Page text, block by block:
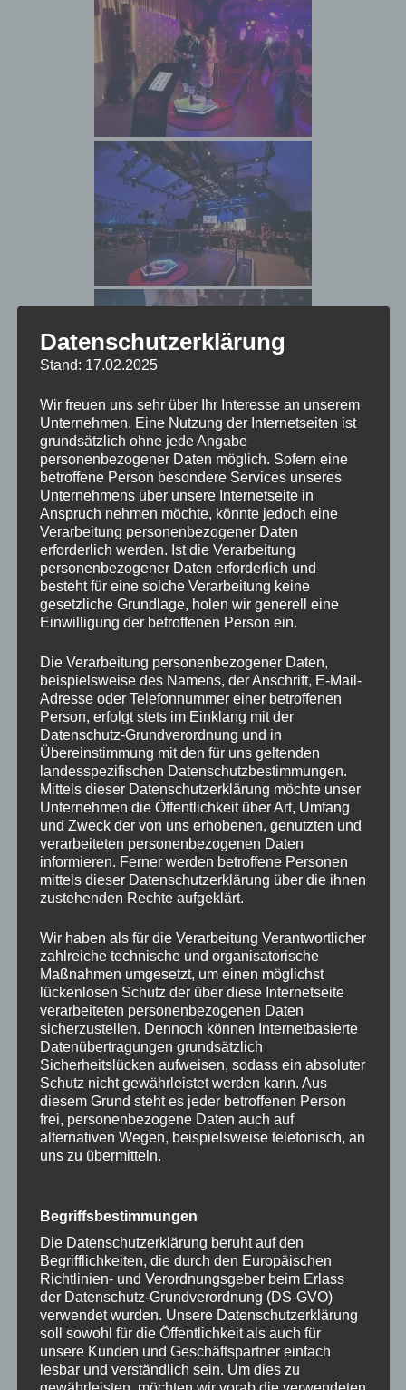
Datenschutzerklärung
Stand: 17.02.2025
Wir freuen uns sehr über Ihr Interesse an unserem
Unternehmen. Eine Nutzung der Internetseiten ist
grundsätzlich ohne jede Angabe
personenbezogener Daten möglich. Sofern eine
betroffene Person besondere Services unseres
Unternehmens über unsere Internetseite in
Anspruch nehmen möchte, könnte jedoch eine
Verarbeitung personenbezogener Daten
erforderlich werden. Ist die Verarbeitung
personenbezogener Daten erforderlich und
besteht für eine solche Verarbeitung keine
gesetzliche Grundlage, holen wir generell eine
Einwilligung der betroffenen Person ein.
Die Verarbeitung personenbezogener Daten,
beispielsweise des Namens, der Anschrift, E-Mail-
Adresse oder Telefonnummer einer betroffenen
Person, erfolgt stets im Einklang mit der
Datenschutz-Grundverordnung und in
Übereinstimmung mit den für uns geltenden
landesspezifischen Datenschutzbestimmungen.
Mittels dieser Datenschutzerklärung möchte unser
Unternehmen die Öffentlichkeit über Art, Umfang
und Zweck der von uns erhobenen, genutzten und
verarbeiteten personenbezogenen Daten
informieren. Ferner werden betroffene Personen
mittels dieser Datenschutzerklärung über die ihnen
zustehenden Rechte aufgeklärt.
Wir haben als für die Verarbeitung Verantwortlicher
zahlreiche technische und organisatorische
Maßnahmen umgesetzt, um einen möglichst
lückenlosen Schutz der über diese Internetseite
verarbeiteten personenbezogenen Daten
sicherzustellen. Dennoch können Internetbasierte
Datenübertragungen grundsätzlich
Sicherheitslücken aufweisen, sodass ein absoluter
Schutz nicht gewährleistet werden kann. Aus
diesem Grund steht es jeder betroffenen Person
frei, personenbezogene Daten auch auf
alternativen Wegen, beispielsweise telefonisch, an
uns zu übermitteln.
Begriffsbestimmungen
Die Datenschutzerklärung beruht auf den
Begrifflichkeiten, die durch den Europäischen
Richtlinien- und Verordnungsgeber beim Erlass
der Datenschutz-Grundverordnung (DS-GVO)
verwendet wurden. Unsere Datenschutzerklärung
soll sowohl für die Öffentlichkeit als auch für
unsere Kunden und Geschäftspartner einfach
lesbar und verständlich sein. Um dies zu